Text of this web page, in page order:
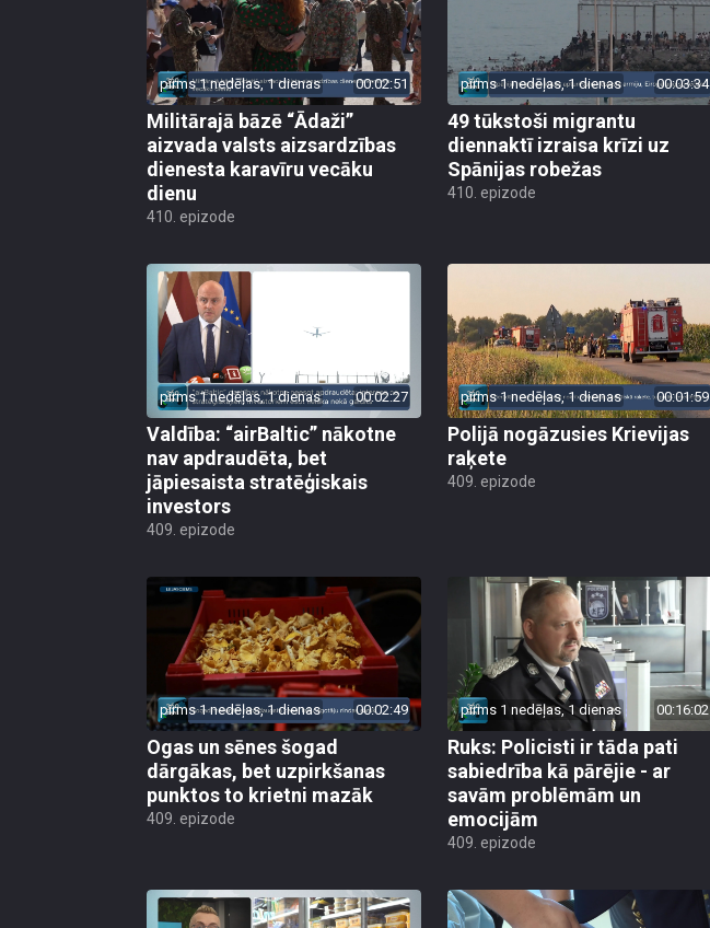
pirms 1 nedēļas, 1 dienas 00:02:51
Militārajā bāzē “Ādaži”
aizvada valsts aizsardzības
dienesta karavīru vecāku
dienu
410. epizode
pirms 1 nedēļas, 1 dienas 00:03:34
49 tūkstoši migrantu
diennaktī izraisa krīzi uz
Spānijas robežas
410. epizode
pirms 1 nedēļas, 1 dienas 00:02:27
Valdība: “airBaltic” nākotne
nav apdraudēta, bet
jāpiesaista stratēģiskais
investors
409. epizode
pirms 1 nedēļas, 1 dienas 00:01:59
Polijā nogāzusies Krievijas
raķete
409. epizode
pirms 1 nedēļas, 1 dienas 00:02:49
Ogas un sēnes šogad
dārgākas, bet uzpirkšanas
punktos to krietni mazāk
409. epizode
pirms 1 nedēļas, 1 dienas 00:16:02
Ruks: Policisti ir tāda pati
sabiedrība kā pārējie - ar
savām problēmām un
emocijām
409. epizode